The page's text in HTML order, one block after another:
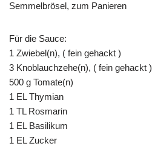
Semmelbrösel, zum Panieren
Für die Sauce:
1 Zwiebel(n), ( fein gehackt )
3 Knoblauchzehe(n), ( fein gehackt )
500 g Tomate(n)
1 EL Thymian
1 TL Rosmarin
1 EL Basilikum
1 EL Zucker